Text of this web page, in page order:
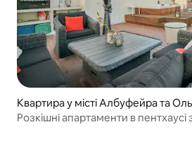
Квартира у місті Албуфейра та
Агу
Розкішні апартаменти в